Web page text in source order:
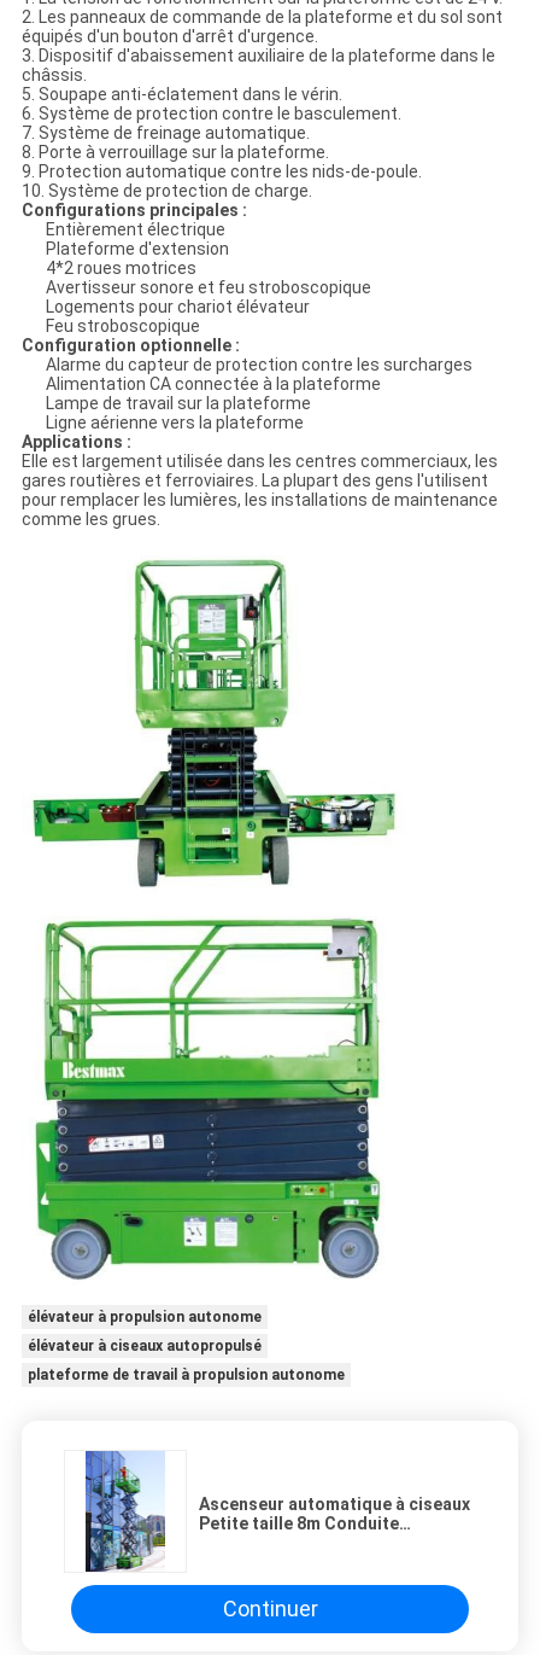
2. Les panneaux de commande de la plateforme et du sol sont
équipés d'un bouton d'arrêt d'urgence.
3. Dispositif d'abaissement auxiliaire de la plateforme dans le
châssis.
5. Soupape anti-éclatement dans le vérin.
6. Système de protection contre le basculement.
7. Système de freinage automatique.
8. Porte à verrouillage sur la plateforme.
9. Protection automatique contre les nids-de-poule.
10. Système de protection de charge.
Configurations principales :
Entièrement électrique
Plateforme d'extension
4*2 roues motrices
Avertisseur sonore et feu stroboscopique
Logements pour chariot élévateur
Feu stroboscopique
Configuration optionnelle :
Alarme du capteur de protection contre les surcharges
Alimentation CA connectée à la plateforme
Lampe de travail sur la plateforme
Ligne aérienne vers la plateforme
Applications :
Elle est largement utilisée dans les centres commerciaux, les
gares routières et ferroviaires. La plupart des gens l'utilisent
pour remplacer les lumières, les installations de maintenance
comme les grues.
élévateur à propulsion autonome
élévateur à ciseaux autopropulsé
plateforme de travail à propulsion autonome
Ascenseur automatique à ciseaux
Petite taille 8m Conduite
Continuer